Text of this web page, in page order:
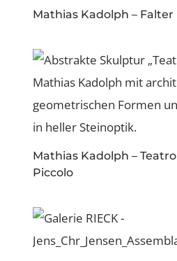
Mathias Kadolph – Falter
Mathias Kadolph – Teatro
Piccolo